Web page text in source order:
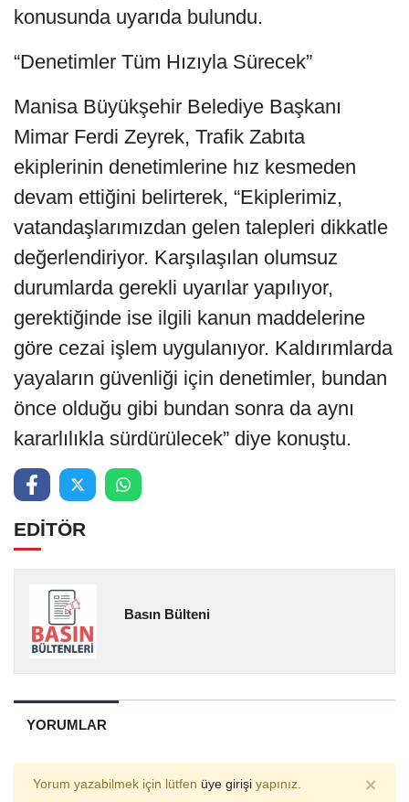
konusunda uyarıda bulundu.
“Denetimler Tüm Hızıyla Sürecek”
Manisa Büyükşehir Belediye Başkanı
Mimar Ferdi Zeyrek, Trafik Zabıta
ekiplerinin denetimlerine hız kesmeden
devam ettiğini belirterek, “Ekiplerimiz,
vatandaşlarımızdan gelen talepleri dikkatle
değerlendiriyor. Karşılaşılan olumsuz
durumlarda gerekli uyarılar yapılıyor,
gerektiğinde ise ilgili kanun maddelerine
göre cezai işlem uygulanıyor. Kaldırımlarda
yayaların güvenliği için denetimler, bundan
önce olduğu gibi bundan sonra da aynı
kararlılıkla sürdürülecek” diye konuştu.
EDİTÖR
Basın Bülteni
YORUMLAR
Yorum yazabilmek için lütfen üye girişi yapınız. ×